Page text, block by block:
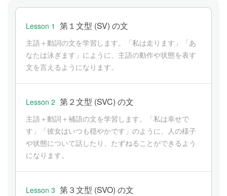
Lesson 1 第１文型 (SV) の文
主語＋動詞の文を学習します。「私は走ります」「あ
なたは泳ぎます」にように、主語の動作や状態を表す
文を言えるようになります。
Lesson 2 第２文型 (SVC) の文
主語＋動詞＋補語の文を学習します。「私は幸せで
す」「彼女はいつも穏やかです」のように、人の様子
や状態について話したり、たずねることができるよう
になります。
Lesson 3 第３文型 (SVO) の文